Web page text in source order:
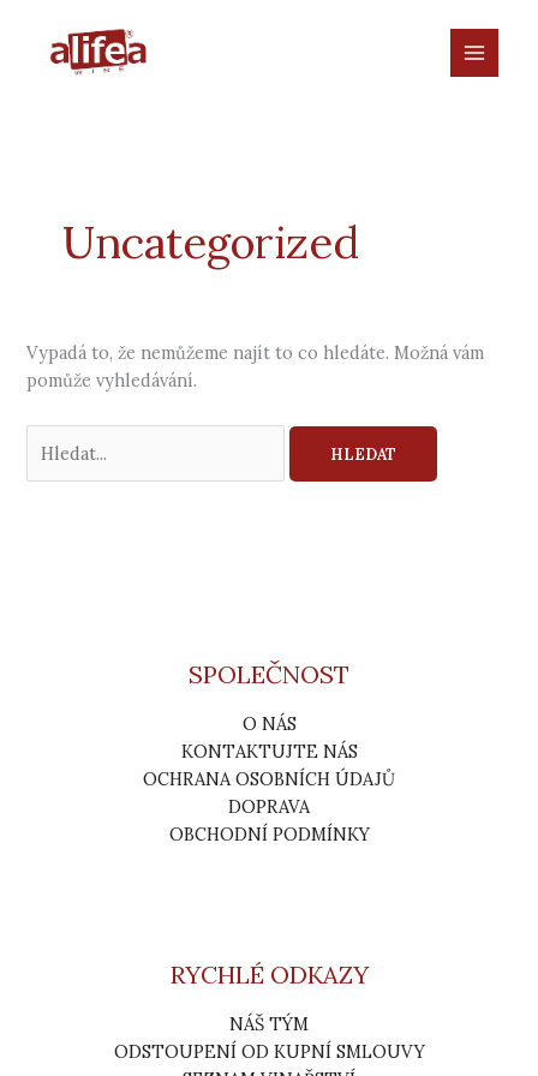
Uncategorized
Vypadá to, že nemůžeme najít to co hledáte. Možná vám
pomůže vyhledávání.
pro:
SPOLEČNOST
O NÁS
KONTAKTUJTE NÁS
OCHRANA OSOBNÍCH ÚDAJŮ
DOPRAVA
OBCHODNÍ PODMÍNKY
RYCHLÉ ODKAZY
NÁŠ TÝM
ODSTOUPENÍ OD KUPNÍ SMLOUVY